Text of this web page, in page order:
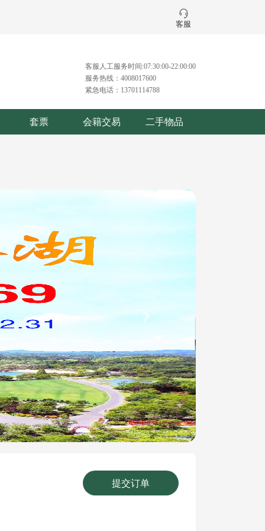
客服
客服人工服务时间:07:30:00-22:00:00
服务热线：4008017600
紧急电话：13701114788
套票 会籍交易 二手物品
提交订单